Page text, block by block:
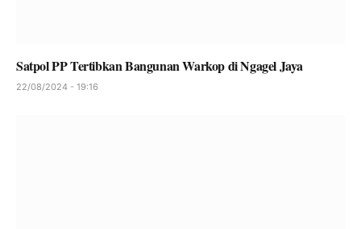
Satpol PP Tertibkan Bangunan Warkop di Ngagel Jaya
22/08/2024 - 19:16